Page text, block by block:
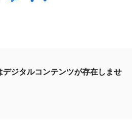
デジタルコンテンツが存在しませ